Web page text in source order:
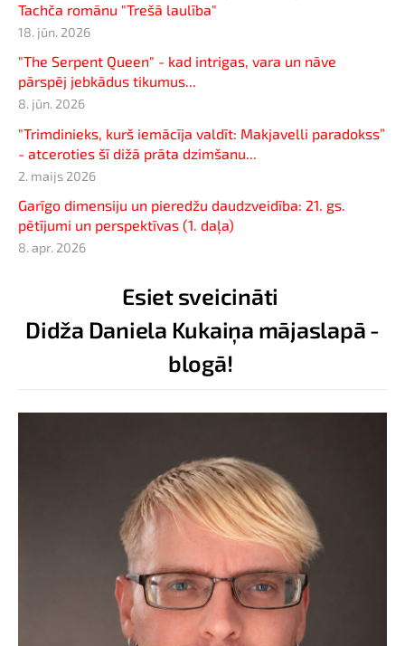
Tachča romānu "Trešā laulība"
18. jūn. 2026
"The Serpent Queen" - kad intrigas, vara un nāve
pārspēj jebkādus tikumus...
8. jūn. 2026
"Trimdinieks, kurš iemācīja valdīt: Makjavelli paradokss”
- atceroties šī dižā prāta dzimšanu...
2. maijs 2026
Garīgo dimensiju un pieredžu daudzveidība: 21. gs.
pētījumi un perspektīvas (1. daļa)
8. apr. 2026
Esiet sveicināti
Didža Daniela Kukaiņa mājaslapā -
blogā!